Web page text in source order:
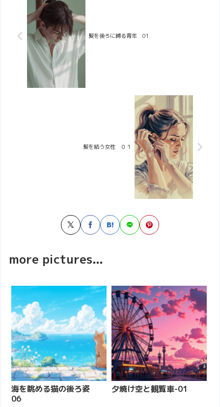
髪を後ろに縛る青年 01
髪を結う女性 ０１
more pictures...
海を眺める猫の後ろ姿
06
夕焼け空と観覧車-01